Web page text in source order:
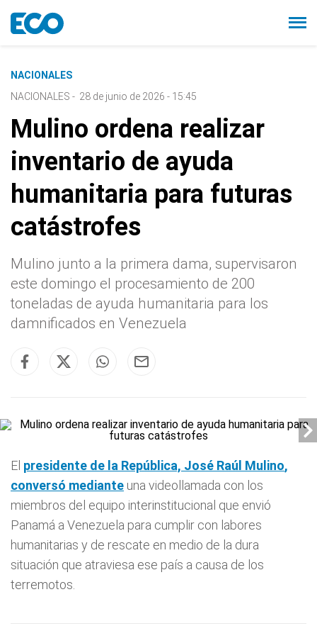
NACIONALES
NACIONALES - 28 de junio de 2026 - 15:45
Mulino ordena realizar
inventario de ayuda
humanitaria para futuras
catástrofes
Mulino junto a la primera dama, supervisaron
este domingo el procesamiento de 200
toneladas de ayuda humanitaria para los
damnificados en Venezuela
El presidente de la República, José Raúl Mulino,
conversó mediante una videollamada con los
miembros del equipo interinstitucional que envió
Panamá a Venezuela para cumplir con labores
humanitarias y de rescate en medio de la dura
situación que atraviesa ese país a causa de los
terremotos.